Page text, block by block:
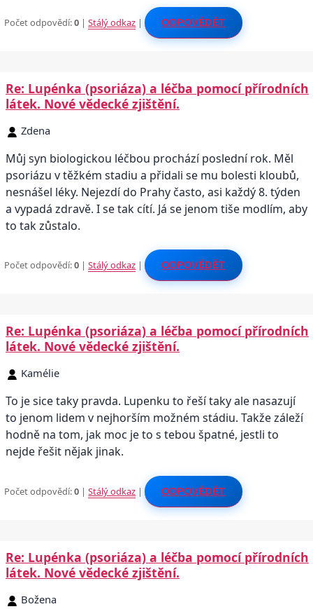
Počet odpovědí:0 |Stálý odkaz | ODPOVĚDĚT
Re: Lupénka (psoriáza) a léčba pomocí přírodních
látek. Nové vědecké zjištění.
Zdena
Můj syn biologickou léčbou prochází poslední rok. Měl
psoriázu v těžkém stadiu a přidali se mu bolesti kloubů,
nesnášel léky. Nejezdí do Prahy často, asi každý 8. týden
a vypadá zdravě. I se tak cítí. Já se jenom tiše modlím, aby
to tak zůstalo.
Počet odpovědí:0 |Stálý odkaz | ODPOVĚDĚT
Re: Lupénka (psoriáza) a léčba pomocí přírodních
látek. Nové vědecké zjištění.
Kamélie
To je sice taky pravda. Lupenku to řeší taky ale nasazují
to jenom lidem v nejhorším možném stádiu. Takže záleží
hodně na tom, jak moc je to s tebou špatné, jestli to
nejde řešit nějak jinak.
Počet odpovědí:0 |Stálý odkaz | ODPOVĚDĚT
Re: Lupénka (psoriáza) a léčba pomocí přírodních
látek. Nové vědecké zjištění.
Božena